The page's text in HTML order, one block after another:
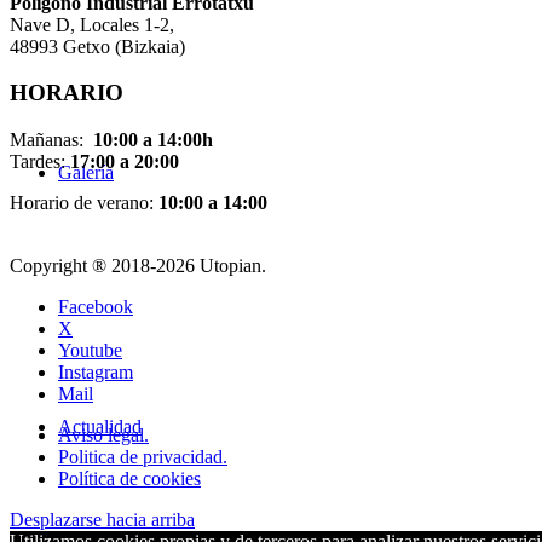
Galería
Actualidad
Nave D, Locales 1-2,
48993 Getxo (Bizkaia)
HORARIO
Mañanas: 10:00 a 14:00h
Tardes:17:00 a 20:00
Horario de verano: 10:00 a 14:00
Copyright ® 2018-2026 Utopian.
Facebook
X
Youtube
Instagram
Mail
Aviso legal.
Politica de privacidad.
Política de cookies
Desplazarse hacia arriba